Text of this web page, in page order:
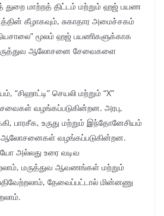
துறை மாற்றத் திட்டம் மற்றும் ஹஜ் பயண
கீழாகவும், சுகாதார அமைச்சகம்
மூலம் ஹஜ் பயணிகளுக்காக
மருத்துவ ஆலோசனை சேவைகளை
“சிஹாட்டி” செயலி மற்றும் “X”
வழங்கப்படுகின்றன. அரபு,
பாரசீக, உருது மற்றும் இந்தோனேசியம்
ஆலோசனைகள் வழங்கப்படுகின்றன.
அல்லது உரை வடிவ
மருத்துவ ஆவணங்கள் மற்றும்
தேவைப்பட்டால் மின்னணு